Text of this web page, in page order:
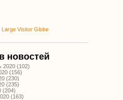
Large Visitor Globe
новостей
2020 (102)
(156)
(230)
(235)
(204)
(163)